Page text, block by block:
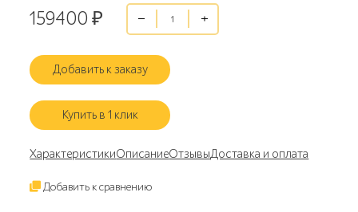
159400 ₽
Добавить к заказу
Купить в 1 клик
ХарактеристикиОписаниеОтзывыДоставка и оплата
Добавить к сравнению